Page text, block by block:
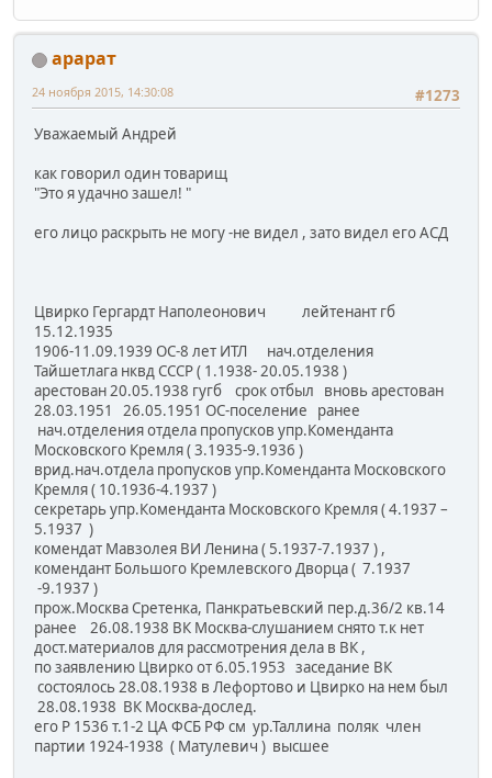
арарат
#1273
24 ноября 2015, 14:30:08
Уважаемый Андрей
как говорил один товарищ
"Это я удачно зашел! "
его лицо раскрыть не могу -не видел , зато видел его АСД
Цвирко Гергардт Наполеонович лейтенант гб
15.12.1935
1906-11.09.1939 ОС-8 лет ИТЛ нач.отделения
Тайшетлага нквд СССР ( 1.1938- 20.05.1938 )
арестован 20.05.1938 гугб срок отбыл вновь арестован
28.03.1951 26.05.1951 ОС-поселение ранее
нач.отделения отдела пропусков упр.Коменданта
Московского Кремля ( 3.1935-9.1936 )
врид.нач.отдела пропусков упр.Коменданта Московского
Кремля ( 10.1936-4.1937 )
секретарь упр.Коменданта Московского Кремля ( 4.1937 –
5.1937 )
комендат Мавзолея ВИ Ленина ( 5.1937-7.1937 ) ,
комендант Большого Кремлевского Дворца ( 7.1937
-9.1937 )
прож.Москва Сретенка, Панкратьевский пер.д.36/2 кв.14
ранее 26.08.1938 ВК Москва-слушанием снято т.к нет
дост.материалов для рассмотрения дела в ВК ,
по заявлению Цвирко от 6.05.1953 заседание ВК
состоялось 28.08.1938 в Лефортово и Цвирко на нем был
28.08.1938 ВК Москва-дослед.
его Р 1536 т.1-2 ЦА ФСБ РФ см ур.Таллина поляк член
партии 1924-1938 ( Матулевич ) высшее